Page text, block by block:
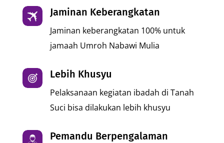
Jaminan Keberangkatan
Jaminan keberangkatan 100% untuk
jamaah Umroh Nabawi Mulia
Lebih Khusyu
Pelaksanaan kegiatan ibadah di Tanah
Suci bisa dilakukan lebih khusyu
Pemandu Berpengalaman